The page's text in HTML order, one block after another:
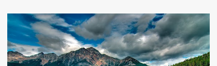
de nuestra web, es; www.bancodeimagenesgratis.com Reciban mi
agradecimiento a través de la distancia. -José Luis